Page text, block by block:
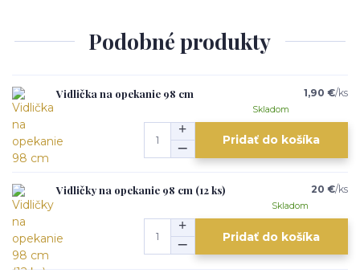
Podobné produkty
Vidlička na opekanie 98 cm 1,90 €/ks
Skladom
Pridať do košíka
Vidličky na opekanie 98 cm (12 ks) 20 €/ks
Skladom
Pridať do košíka